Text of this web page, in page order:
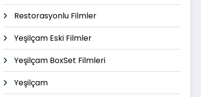
Restorasyonlu Filmler
Yeşilçam Eski Filmler
Yeşilçam BoxSet Filmleri
Yeşilçam